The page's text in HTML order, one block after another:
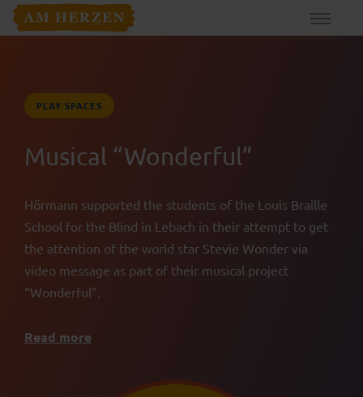
PLAY SPACES
Musical “Wonderful”
Hörmann supported the students of the Louis Braille
School for the Blind in Lebach in their attempt to get
the attention of the world star Stevie Wonder via
video message as part of their musical project
“Wonderful”.
Read more